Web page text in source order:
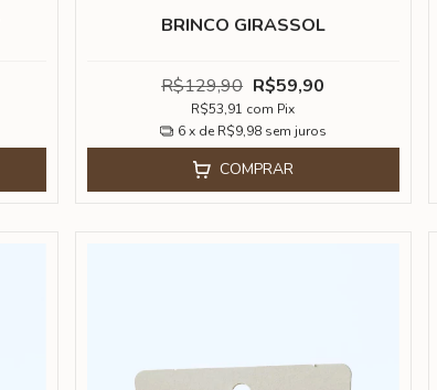
BRINCO GIRASSOL
R$129,90 R$59,90
R$53,91 com Pix
6 x de R$9,98 sem juros
COMPRAR